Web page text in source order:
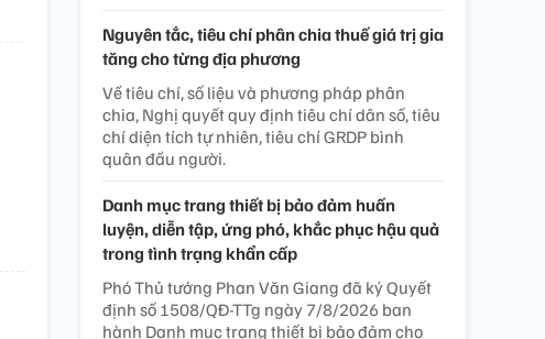
Nguyên tắc, tiêu chí phân chia thuế giá trị gia
tăng cho từng địa phương
Về tiêu chí, số liệu và phương pháp phân
chia, Nghị quyết quy định tiêu chí dân số, tiêu
chí diện tích tự nhiên, tiêu chí GRDP bình
quân đầu người.
Danh mục trang thiết bị bảo đảm huấn
luyện, diễn tập, ứng phó, khắc phục hậu quả
trong tình trạng khẩn cấp
Phó Thủ tướng Phan Văn Giang đã ký Quyết
định số 1508/QĐ-TTg ngày 7/8/2026 ban
hành Danh mục trang thiết bị bảo đảm cho